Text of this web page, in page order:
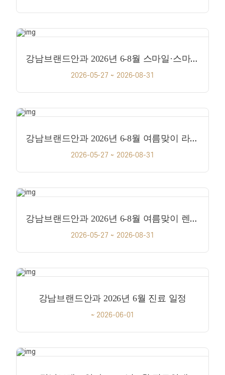
강남브랜드안과 2026년 6-8월 스마일·스마일 프로 이벤트!
2026-05-27 ~ 2026-08-31
강남브랜드안과 2026년 6-8월 여름맞이 라식라섹 이벤트!
2026-05-27 ~ 2026-08-31
강남브랜드안과 2026년 6-8월 여름맞이 렌즈삽입 이벤트!
2026-05-27 ~ 2026-08-31
강남브랜드안과 2026년 6월 진료 일정
~ 2026-06-01